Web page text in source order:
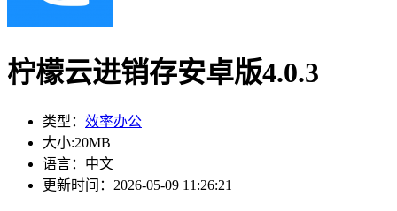
柠檬云进销存安卓版4.0.3
类型： 效率办公
大小:20MB
语言： 中文
更新时间： 2026-05-09 11:26:21